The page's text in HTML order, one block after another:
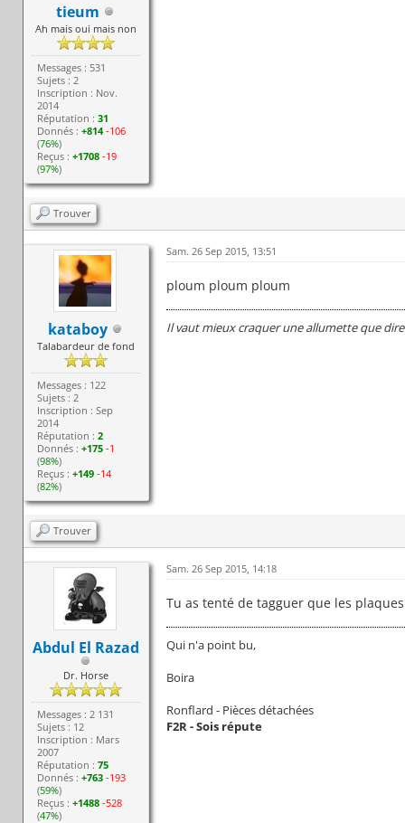
tieum
Ah mais oui mais non
Messages : 531
Sujets : 2
Inscription : Nov.
2014
Réputation :31
Donnés :+814 -106
(76%)
Reçus :+1708 -19
(97%)
Trouver
kataboy
Talabardeur de fond
Messages : 122
Sujets : 2
Inscription : Sep
2014
Réputation :2
Donnés :+175 -1
(98%)
Reçus :+149 -14
(82%)
Sam. 26 Sep 2015, 13:51
ploum ploum ploum
Il vaut mieux craquer une allumette que
Trouver
Abdul El Razad
Dr. Horse
Messages : 2 131
Sujets : 12
Inscription : Mars
2007
Réputation :75
Donnés :+763 -193
(59%)
Reçus :+1488 -528
(47%)
Sam. 26 Sep 2015, 14:18
Tu as tenté de tagguer que les
Qui n'a point bu,
Boira
Ronflard - Pièces détachées
F2R - Sois répute